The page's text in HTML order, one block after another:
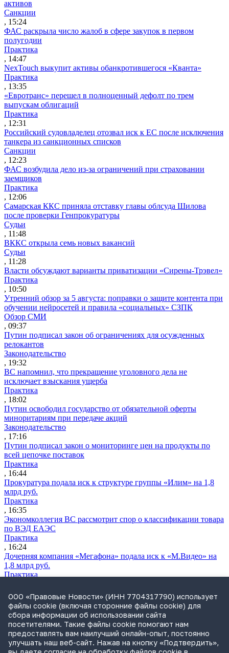
активов
Санкции
, 15:24
ФАС раскрыла число жалоб в сфере закупок в первом
полугодии
Практика
, 14:47
NexTouch выкупит активы обанкротившегося «Кванта»
Практика
, 13:35
«Евротранс» перешел в полноценный дефолт по трем
выпускам облигаций
Практика
, 12:31
Российский судовладелец отозвал иск к ЕС после исключения
танкера из санкционных списков
Санкции
, 12:23
ФАС возбудила дело из-за ограничений при страховании
заемщиков
Практика
, 12:06
Самарская ККС приняла отставку главы облсуда Шилова
после проверки Генпрокуратуры
Судьи
, 11:48
ВККС открыла семь новых вакансий
Судьи
, 11:28
Власти обсуждают варианты приватизации «Сирены-Трэвел»
Практика
, 10:50
Утренний обзор за 5 августа: поправки о защите контента при
обучении нейросетей и правила «социальных» СЗПК
Обзор СМИ
, 09:37
Путин подписал закон об ограничениях для осужденных
релокантов
Законодательство
, 19:32
ВС напомнил, что прекращение уголовного дела не
исключает взыскания ущерба
Практика
, 18:02
Путин освободил государство от обязательной оферты
миноритариям при передаче акций
Законодательство
, 17:16
Путин подписал закон о мониторинге цен на продукты по
всей цепочке поставок
Практика
, 16:44
Прокуратура подала иск к структуре группы «Илим» на 1,8
млрд руб.
Практика
, 16:35
Экономколлегия ВС рассмотрит спор о классификации товара
по ВЭД ЕАЭС
Практика
, 16:24
Дочерняя компания «Мегафона» подала иск к «М.Видео» на
1,8 млрд руб.
Практика
СИП проверит отмену патента на систему управления
устройствами после возражений «Яндекса»
Практика
, 15:17
Суды 10 стран рассматривают иски российской «дочки»
Google о возврате дивидендов
Международная практика
ООО «Правовые Новости» (ИНН 7704317790) использует
файлы cookie (включая сторонние файлы cookie) для
сбора информации об использовании сайта
посетителями. Такие файлы cookie помогают нам
предоставлять вам наилучший онлайн-опыт, постоянно
улучшать наш веб-сайт. Нажав на кнопку «Подтвердить»,